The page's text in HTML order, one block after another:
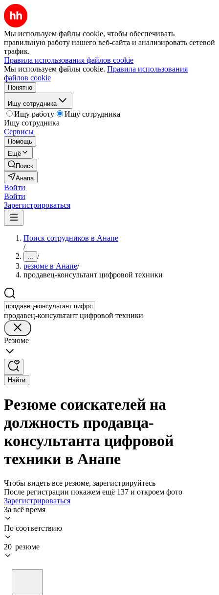
Мы используем файлы cookie, чтобы обеспечивать
правильную работу нашего веб-сайта и анализировать сетевой
трафик.
Правила использования файлов cookie
Мы используем файлы cookie. Правила использования
файлов cookie
Понятно
Ищу сотрудника
Ищу работу
Ищу сотрудника
Ищу сотрудника
Сервисы
Помощь
Ещё
Поиск
Анапа
Войти
Войти
Зарегистрироваться
Поиск сотрудников в Анапе
/
... /
резюме в Анапе/
продавец-консультант цифровой техники
продавец-консультант цифровой техники
Резюме
Найти
Резюме соискателей на
должность продавца-
консультанта цифровой
техники в Анапе
Чтобы видеть все резюме, зарегистрируйтесь
После регистрации покажем ещё 137 и откроем фото
Зарегистрироваться
За всё время
По соответствию
20 резюме